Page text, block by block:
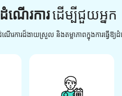
ណើរការដើម្បី​ជួយ​អ្នក
រការដ៏ងាយស្រួល និងតម្លាភាពក្នុងការធ្វ